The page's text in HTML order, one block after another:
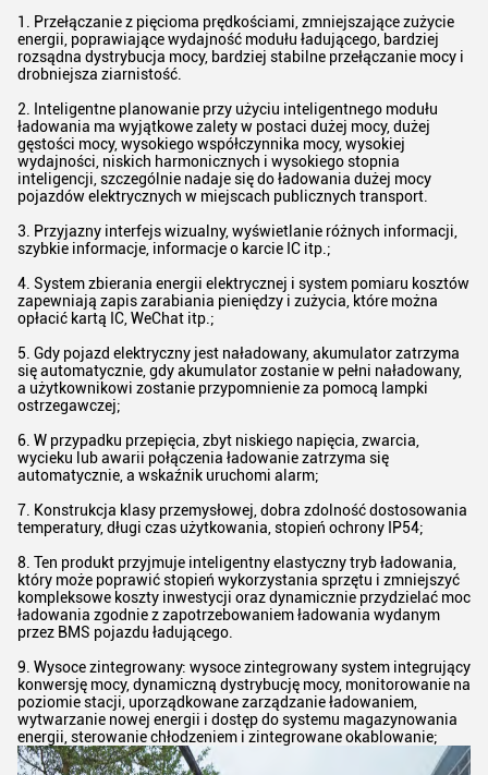
1. Przełączanie z pięcioma prędkościami, zmniejszające zużycie
energii, poprawiające wydajność modułu ładującego, bardziej
rozsądna dystrybucja mocy, bardziej stabilne przełączanie mocy i
drobniejsza ziarnistość.
2. Inteligentne planowanie przy użyciu inteligentnego modułu
ładowania ma wyjątkowe zalety w postaci dużej mocy, dużej
gęstości mocy, wysokiego współczynnika mocy, wysokiej
wydajności, niskich harmonicznych i wysokiego stopnia
inteligencji, szczególnie nadaje się do ładowania dużej mocy
pojazdów elektrycznych w miejscach publicznych transport.
3. Przyjazny interfejs wizualny, wyświetlanie różnych informacji,
szybkie informacje, informacje o karcie IC itp.;
4. System zbierania energii elektrycznej i system pomiaru kosztów
zapewniają zapis zarabiania pieniędzy i zużycia, które można
opłacić kartą IC, WeChat itp.;
5. Gdy pojazd elektryczny jest naładowany, akumulator zatrzyma
się automatycznie, gdy akumulator zostanie w pełni naładowany,
a użytkownikowi zostanie przypomnienie za pomocą lampki
ostrzegawczej;
6. W przypadku przepięcia, zbyt niskiego napięcia, zwarcia,
wycieku lub awarii połączenia ładowanie zatrzyma się
automatycznie, a wskaźnik uruchomi alarm;
7. Konstrukcja klasy przemysłowej, dobra zdolność dostosowania
temperatury, długi czas użytkowania, stopień ochrony IP54;
8. Ten produkt przyjmuje inteligentny elastyczny tryb ładowania,
który może poprawić stopień wykorzystania sprzętu i zmniejszyć
kompleksowe koszty inwestycji oraz dynamicznie przydzielać moc
ładowania zgodnie z zapotrzebowaniem ładowania wydanym
przez BMS pojazdu ładującego.
9. Wysoce zintegrowany: wysoce zintegrowany system integrujący
konwersję mocy, dynamiczną dystrybucję mocy, monitorowanie na
poziomie stacji, uporządkowane zarządzanie ładowaniem,
wytwarzanie nowej energii i dostęp do systemu magazynowania
energii, sterowanie chłodzeniem i zintegrowane okablowanie;